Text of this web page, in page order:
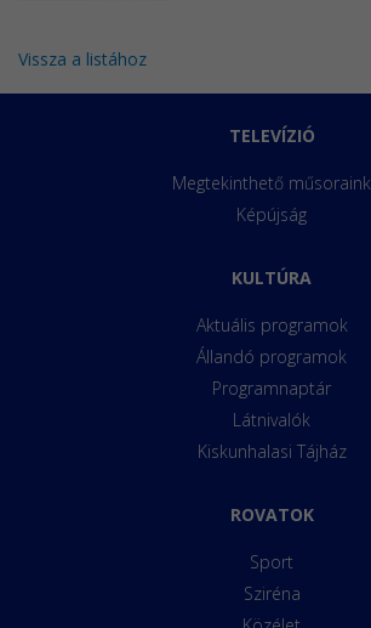
Vissza a listához
TELEVÍZIÓ
Megtekinthető műsoraink
Képújság
KULTÚRA
Aktuális programok
Állandó programok
Programnaptár
Látnivalók
Kiskunhalasi Tájház
ROVATOK
Sport
Sziréna